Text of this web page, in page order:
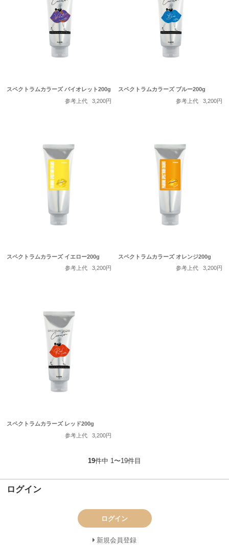
スペクトラムカラーズ バイオレット200g
参考上代
3,200円
スペクトラムカラーズ ブルー200g
参考上代
3,200円
スペクトラムカラーズ イエロー200g
参考上代
3,200円
スペクトラムカラーズ オレンジ200g
参考上代
3,200円
スペクトラムカラーズ レッド200g
参考上代
3,200円
19件中 1〜19件目
ログイン
ログイン
新規会員登録